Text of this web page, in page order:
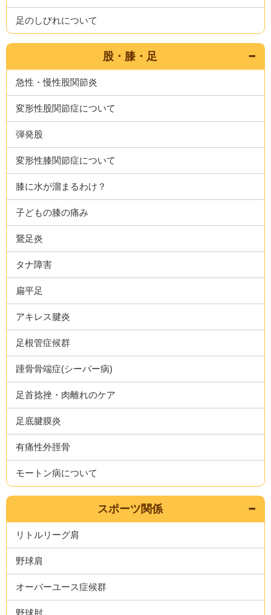
足のしびれについて
股・膝・足
急性・慢性股関節炎
変形性股関節症について
弾発股
変形性膝関節症について
膝に水が溜まるわけ？
子どもの膝の痛み
鵞足炎
タナ障害
扁平足
アキレス腱炎
足根管症候群
踵骨骨端症(シーバー病)
足首捻挫・肉離れのケア
足底腱膜炎
有痛性外脛骨
モートン病について
スポーツ関係
リトルリーグ肩
野球肩
オーバーユース症候群
野球肘